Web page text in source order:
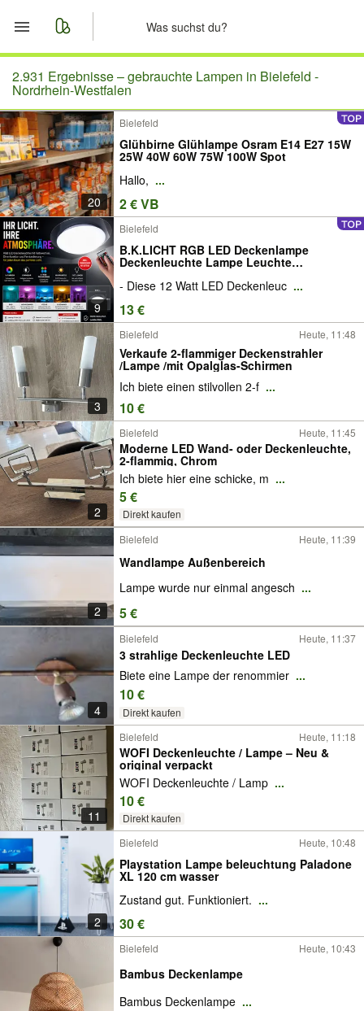
Start
Merkliste
Nachrichten
Anzeige aufgeben
2.931 Ergebnisse –gebrauchte Lampen in Bielefeld -
Nordrhein-Westfalen
20
Bielefeld
Glühbirne Glühlampe Osram E14 E27 15W
25W 40W 60W 75W 100W Spot
Hallo, ...
2 € VB
9
Bielefeld
B.K.LICHT RGB LED Deckenlampe
Deckenleuchte Lampe Leuchte
Wandlampe Wandleuchte Beleuchtung mit
Farbwechsel Bund Schlafzimmer
- Diese 12 Watt LED Deckenleuc ...
13 €
3
Bielefeld Heute, 11:48
Verkaufe 2-flammiger Deckenstrahler
/Lampe /mit Opalglas-Schirmen
Ich biete einen stilvollen 2-f ...
10 €
2
Bielefeld Heute, 11:45
Moderne LED Wand- oder Deckenleuchte,
2-flammig, Chrom
Ich biete hier eine schicke, m ...
5 €
Direkt kaufen
2
Bielefeld Heute, 11:39
Wandlampe Außenbereich
Lampe wurde nur einmal angesch ...
5 €
4
Bielefeld Heute, 11:37
3 strahlige Deckenleuchte LED
Biete eine Lampe der renommier ...
10 €
Direkt kaufen
11
Bielefeld Heute, 11:18
WOFI Deckenleuchte / Lampe – Neu &
original verpackt
WOFI Deckenleuchte / Lamp ...
10 €
Direkt kaufen
2
Bielefeld Heute, 10:48
Playstation Lampe beleuchtung Paladone
XL 120 cm wasser
Zustand gut. Funktioniert. ...
30 €
Bielefeld Heute, 10:43
Bambus Deckenlampe
Bambus Deckenlampe ...